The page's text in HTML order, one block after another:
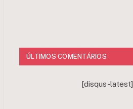
ÚLTIMOS COMENTÁRIOS
[disqus-latest]